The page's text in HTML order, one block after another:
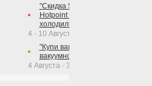
"Скидка 50% на варочную
Hotpoint при покупке духового
холодильника Hotpoint!"
4 - 10 Августа 2026
"Купи вакуумный упаковщик +
вакуумного упаковщика =
4 Августа - 30 Сентября 2026